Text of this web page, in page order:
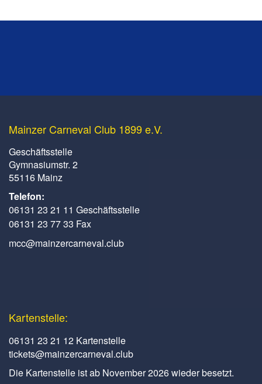
Mainzer Carneval Club 1899 e.V.
Geschäftsstelle
Gymnasiumstr. 2
55116 Mainz
Telefon:
06131 23 21 11 Geschäftsstelle
06131 23 77 33 Fax
mcc@mainzercarneval.club
Kartenstelle:
06131 23 21 12 Kartenstelle
tickets@mainzercarneval.club
Die Kartenstelle ist ab November 2026 wieder besetzt.